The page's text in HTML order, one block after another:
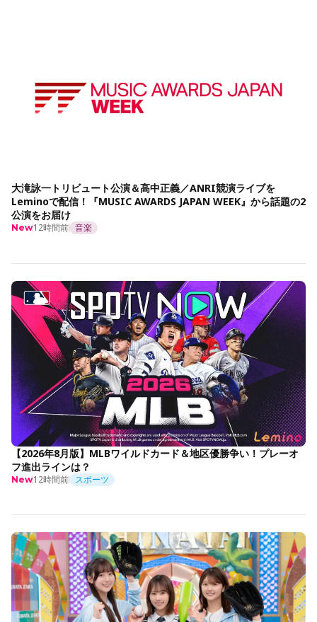
大滝詠一トリビュート公演＆高中正義／ANRI競演ライブを
Leminoで配信！『MUSIC AWARDS JAPAN WEEK』から話題の2
公演をお届け
New12時間前 音楽
【2026年8月版】MLBワイルドカード＆地区優勝争い！プレーオ
フ進出ラインは？
New12時間前 スポーツ